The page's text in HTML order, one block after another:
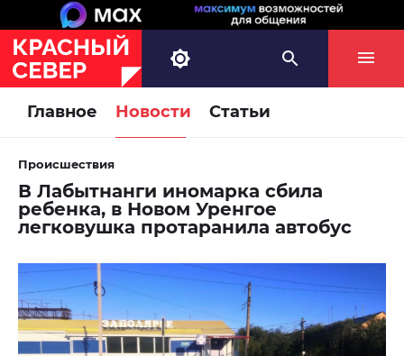
Главное Новости Статьи
Происшествия
В Лабытнанги иномарка сбила
ребенка, в Новом Уренгое
легковушка протаранила автобус